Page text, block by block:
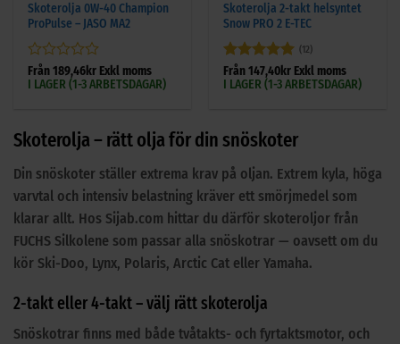
Skoterolja 0W-40 Champion
ProPulse – JASO MA2
Betygsatt
0
Från189,46kr Exkl moms
I LAGER (1-3 ARBETSDAGAR)
Skoterolja 2-takt helsyntet
Snow PRO 2 E-TEC
Betygsatt5
av 5
(12)
Från147,40kr Exkl moms
I LAGER (1-3 ARBETSDAGAR)
Skoterolja – rätt olja för din snöskoter
Din snöskoter ställer extrema krav på oljan. Extrem kyla, höga
varvtal och intensiv belastning kräver ett smörjmedel som
klarar allt. Hos Sijab.com hittar du därför skoteroljor från
FUCHS Silkolene som passar alla snöskotrar — oavsett om du
kör Ski-Doo, Lynx, Polaris, Arctic Cat eller Yamaha.
2-takt eller 4-takt – välj rätt skoterolja
Snöskotrar finns med både tvåtakts- och fyrtaktsmotor, och